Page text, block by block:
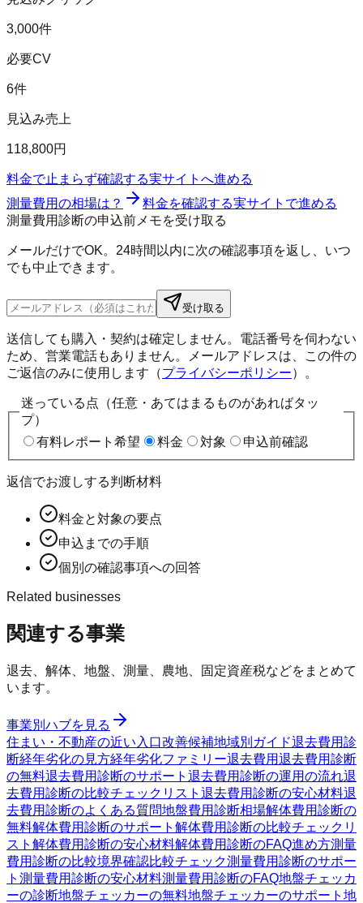
3,000件
必要CV
6件
見込み売上
118,800円
料金で止まらず確認する実サイトへ進める
測量費用の相場は？
料金を確認する実サイトで進める
測量費用診断の申込前メモを受け取る
メールだけでOK。24時間以内に次の確認事項を返し、いつ
でも中止できます。
受け取る
送信しても購入・契約は確定しません。電話番号を伺わない
ため、営業電話もありません。メールアドレスは、この件の
ご返信のみに使用します（プライバシーポリシー）。
迷っている点（任意・あてはまるものがあればタッ
プ）
有料レポート希望
料金 対象 申込前確認
返信でお渡しする判断材料
料金と対象の要点
申込までの手順
個別の確認事項への回答
Related businesses
関連する事業
退去、解体、地盤、測量、農地、固定資産税などをまとめて
います。
事業別ハブを見る
住まい・不動産の近い入口改善候補地域別ガイド退去費用診
断経年劣化の見方経年劣化ファミリー退去費用退去費用診断
の無料退去費用診断のサポート 退去費用診断の運用の流れ退
去費用診断の比較チェックリスト 退去費用診断の安心材料退
去費用診断のよくある質問地盤費用診断相場解体費用診断の
無料解体費用診断のサポート 解体費用診断の比較チェックリ
スト 解体費用診断の安心材料解体費用診断のFAQ進め方測量
費用診断の比較境界確認比較チェック測量費用診断のサポー
ト 測量費用診断の安心材料測量費用診断のFAQ地盤チェッカ
ーの診断地盤チェッカーの無料地盤チェッカーのサポート 地